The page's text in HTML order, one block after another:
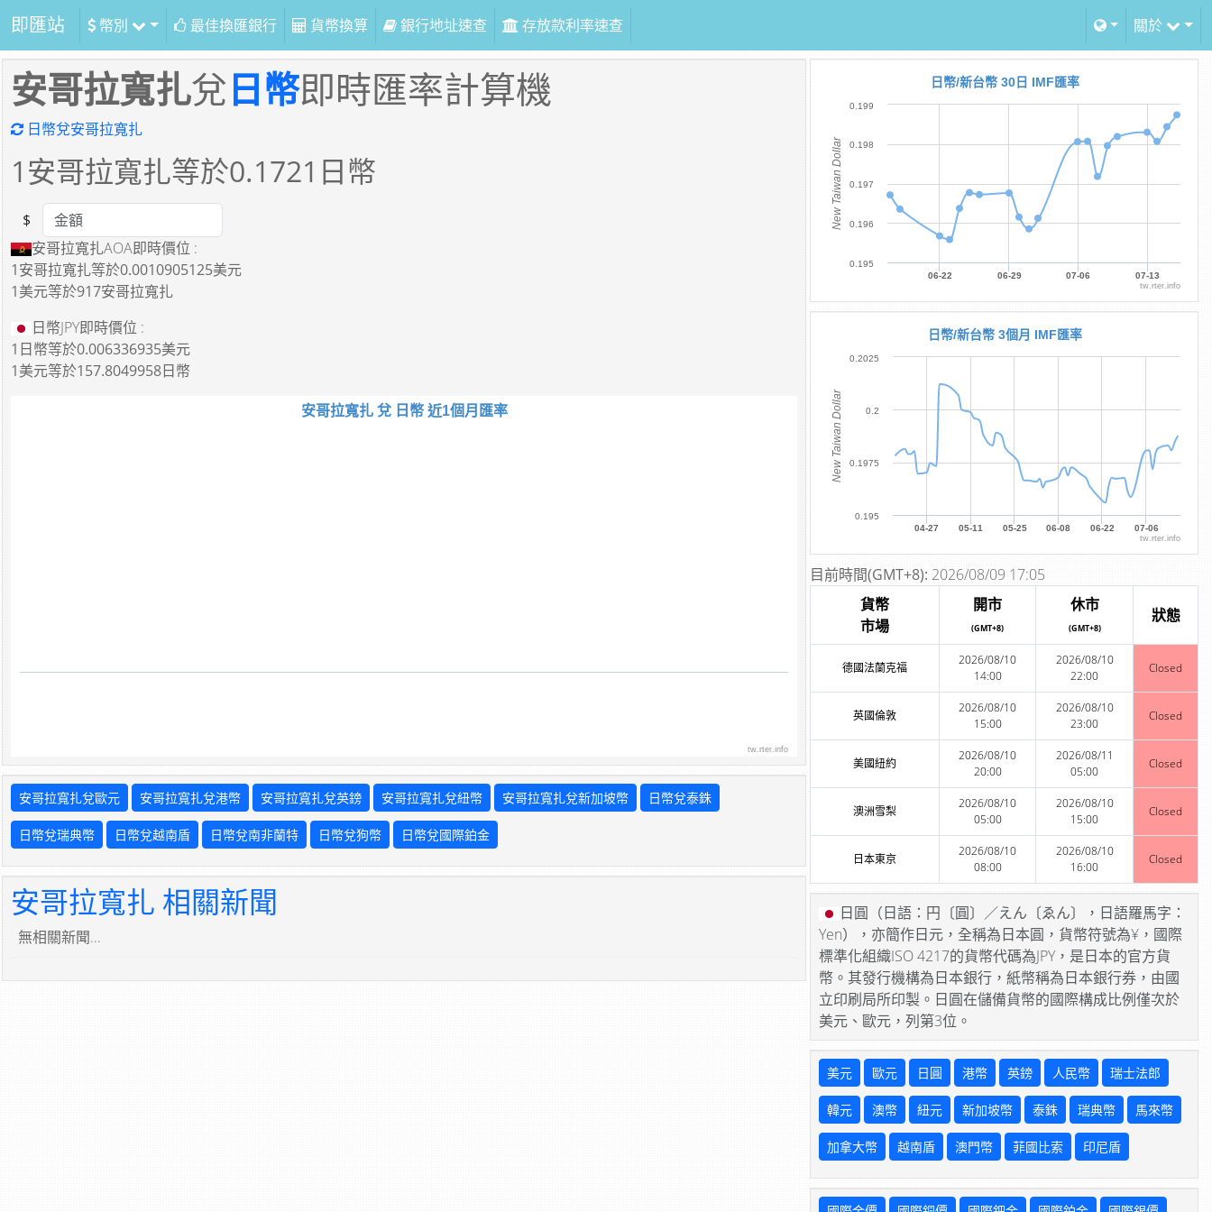
即匯站 幣別 最佳換匯銀行 貨幣換算 銀行地址速查 存放款利率速查 關於
安哥拉寬扎兌日幣即時匯率計算機
日幣兌安哥拉寬扎
1安哥拉寬扎等於0.1721 日幣
Amount
$
安哥拉寬扎AOA即時價位 :
1安哥拉寬扎等於0.0010905125美元
1美元等於917安哥拉寬扎
日幣JPY即時價位 :
1日幣等於0.006336935美元
1美元等於157.8049958日幣
安哥拉寬扎 兌 日幣 近1個月匯率
tw.rter.info
安哥拉寬扎兌歐元 安哥拉寬扎兌港幣 安哥拉寬扎兌英鎊 安哥拉寬扎兌紐幣 安哥拉寬扎兌新加坡幣 日幣兌泰銖
日幣兌瑞典幣 日幣兌越南盾 日幣兌南非蘭特 日幣兌狗幣 日幣兌國際鉑金
安哥拉寬扎 相關新聞
無相關新聞...
New Taiwan Dollar
日幣/新台幣 30日 IMF匯率
06-22 06-29 07-06 07-13
0.195
0.196
0.197
0.198
0.199
tw.rter.info
New Taiwan Dollar
日幣/新台幣 3個月 IMF匯率
04-27 05-11 05-25 06-08 06-22 07-06
0.195
0.1975
0.2
0.2025
tw.rter.info
目前時間(GMT+8): 2026/08/09 17:05
貨幣
市場
開市
(GMT+8)
休市
(GMT+8)
狀態
德國法蘭克福
2026/08/10
14:00
2026/08/10
22:00
Closed
英國倫敦
2026/08/10
15:00
2026/08/10
23:00
Closed
美國紐約
2026/08/10
20:00
2026/08/11
05:00
Closed
澳洲雪梨
2026/08/10
05:00
2026/08/10
15:00
Closed
日本東京
2026/08/10
08:00
2026/08/10
16:00
Closed
日圓（日語：円〔圓〕／えん〔ゑん〕，日語羅馬字：
Yen），亦簡作日元，全稱為日本圓，貨幣符號為¥，國際
標準化組織ISO 4217的貨幣代碼為JPY，是日本的官方貨
幣。其發行機構為日本銀行，紙幣稱為日本銀行券，由國
立印刷局所印製。日圓在儲備貨幣的國際構成比例僅次於
美元、歐元，列第3位。
美元 歐元 日圓 港幣 英鎊 人民幣 瑞士法郎
韓元 澳幣 紐元 新加坡幣 泰銖 瑞典幣 馬來幣
加拿大幣 越南盾 澳門幣 菲國比索 印尼盾